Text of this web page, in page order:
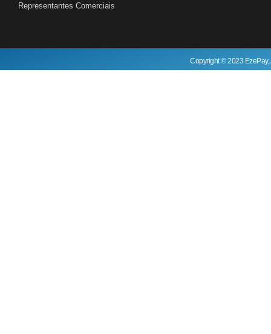
Representantes Comerciais
Copyright © 2023